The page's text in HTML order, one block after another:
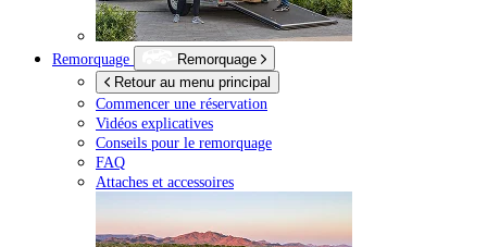
Remorquage
Remorquage
Retour au menu principal
Commencer une réservation
Vidéos explicatives
Conseils pour le remorquage
FAQ
Attaches et accessoires